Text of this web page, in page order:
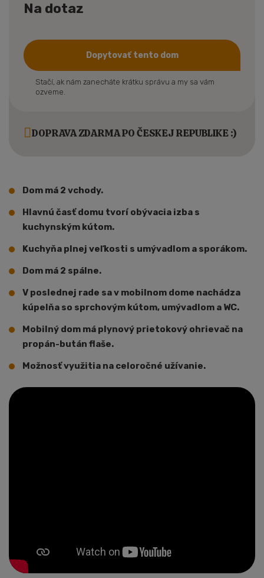
Na dotaz
Dopytovať tento dom
Stačí, ak nám zanecháte krátku správu a my sa vám
ozveme.
DOPRAVA ZDARMA PO ČESKEJ REPUBLIKE :)
Dom má 2 vchody.
Hlavnú časť domu tvorí obývacia izba s
kuchynským kútom.
Kuchyňa plnej veľkosti s umývadlom a sporákom.
Dom má 2 spálne.
V poslednej rade sa v mobilnom dome nachádza
kúpelňa so sprchovým kútom, umývadlom a WC.
Mobilný dom má plynový prietokový ohrievač na
propán-bután flaše.
Možnosť využitia na celoročné užívanie.